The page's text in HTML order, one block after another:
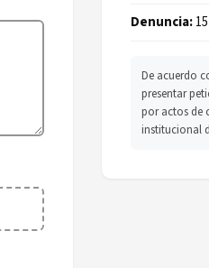
Denuncia:
De acuerdo
presentar
por actos de
institucional